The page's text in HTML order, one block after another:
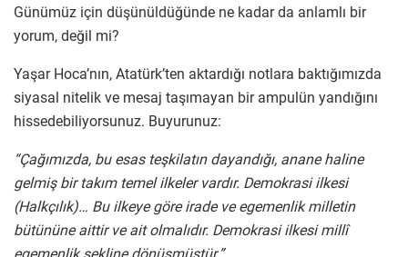
Günümüz için düşünüldüğünde ne kadar da anlamlı bir
yorum, değil mi?
Yaşar Hoca’nın, Atatürk’ten aktardığı notlara baktığımızda
siyasal nitelik ve mesaj taşımayan bir ampulün yandığını
hissedebiliyorsunuz. Buyurunuz:
“Çağımızda, bu esas teşkilatın dayandığı, anane haline
gelmiş bir takım temel ilkeler vardır. Demokrasi ilkesi
(Halkçılık)… Bu ilkeye göre irade ve egemenlik milletin
bütününe aittir ve ait olmalıdır. Demokrasi ilkesi millî